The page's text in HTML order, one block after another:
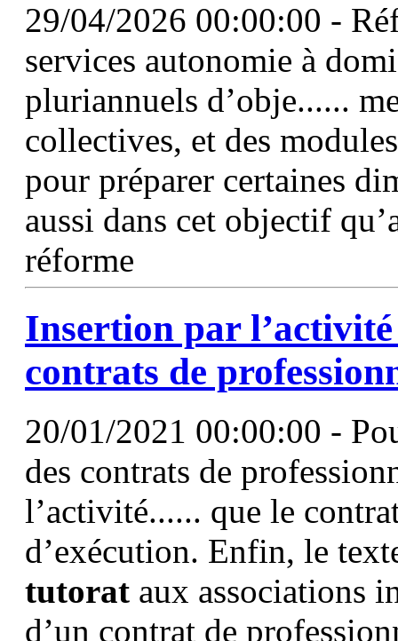
29/04/2026 00:00:00 -
services autonomie à
pluriannuels d’obje......
collectives, et des
pour préparer certaines
aussi dans cet objectif
réforme
Insertion par
contrats de
20/01/2021 00:00:00 -
des contrats de
l’activité...... que le
d’exécution. Enfin, le
tutorat aux associations
d’un contrat de